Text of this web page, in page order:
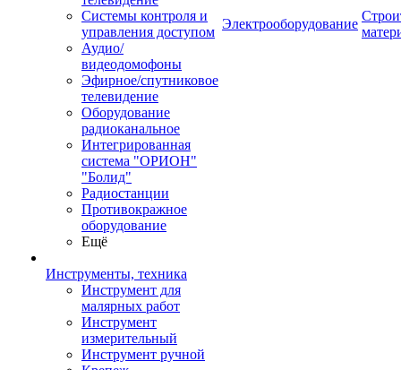
Системы контроля и
управления доступом
Аудио/
видеодомофоны
Эфирное/спутниковое
телевидение
Оборудование
радиоканальное
Интегрированная
система "ОРИОН"
"Болид"
Радиостанции
Противокражное
оборудование
Ещё
Инструменты, техника
Инструмент для
малярных работ
Инструмент
измерительный
Инструмент ручной
Электрооборудование